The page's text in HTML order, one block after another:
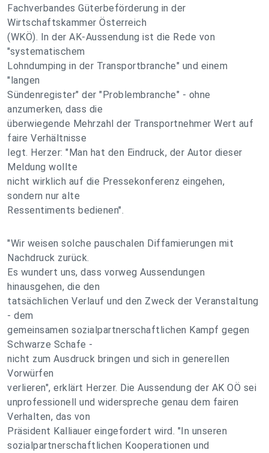
Fachverbandes Güterbeförderung in der
Wirtschaftskammer Österreich
(WKÖ). In der AK-Aussendung ist die Rede von
"systematischem
Lohndumping in der Transportbranche" und einem
"langen
Sündenregister" der "Problembranche" - ohne
anzumerken, dass die
überwiegende Mehrzahl der Transportnehmer Wert auf
faire Verhältnisse
legt. Herzer: "Man hat den Eindruck, der Autor dieser
Meldung wollte
nicht wirklich auf die Pressekonferenz eingehen,
sondern nur alte
Ressentiments bedienen".
"Wir weisen solche pauschalen Diffamierungen mit
Nachdruck zurück.
Es wundert uns, dass vorweg Aussendungen
hinausgehen, die den
tatsächlichen Verlauf und den Zweck der Veranstaltung
- dem
gemeinsamen sozialpartnerschaftlichen Kampf gegen
Schwarze Schafe -
nicht zum Ausdruck bringen und sich in generellen
Vorwürfen
verlieren", erklärt Herzer. Die Aussendung der AK OÖ sei
unprofessionell und widerspreche genau dem fairen
Verhalten, das von
Präsident Kalliauer eingefordert wird. "In unseren
sozialpartnerschaftlichen Kooperationen und